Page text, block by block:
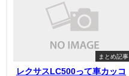
まとめ記事
レクサスLC500って車カッコ